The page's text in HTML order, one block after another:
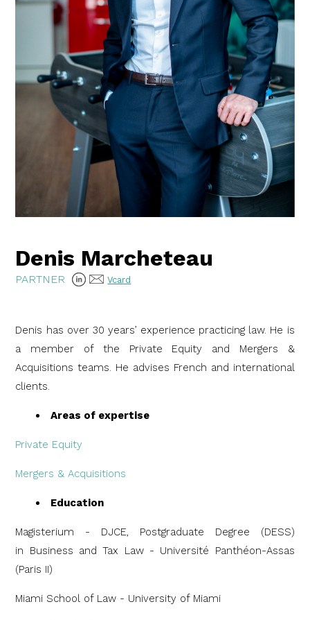
Denis Marcheteau
PARTNER Vcard
Denis has over 30 years’ experience practicing law. He is
a member of the Private Equity and Mergers &
Acquisitions teams. He advises French and international
clients.
Areas of expertise
Private Equity
Mergers & Acquisitions
Education
Magisterium - DJCE, Postgraduate Degree (DESS)
in Business and Tax Law - Université Panthéon-Assas
(Paris II)
Miami School of Law - University of Miami